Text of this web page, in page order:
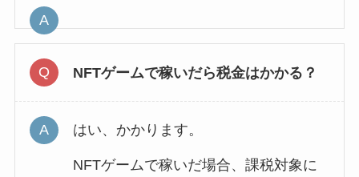
NFTゲームで稼いだら税金はかかる？
はい、かかります。
NFTゲームで稼いだ場合、課税対象に